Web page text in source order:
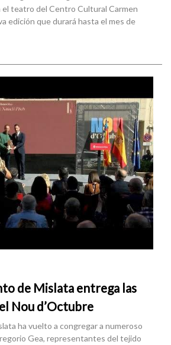
teatro del Centro Cultural Carmen
edición que durará hasta el mes de
de Mislata entrega las
Nou d’Octubre
ha vuelto a congregar a numeroso
Gea, representantes del tejido